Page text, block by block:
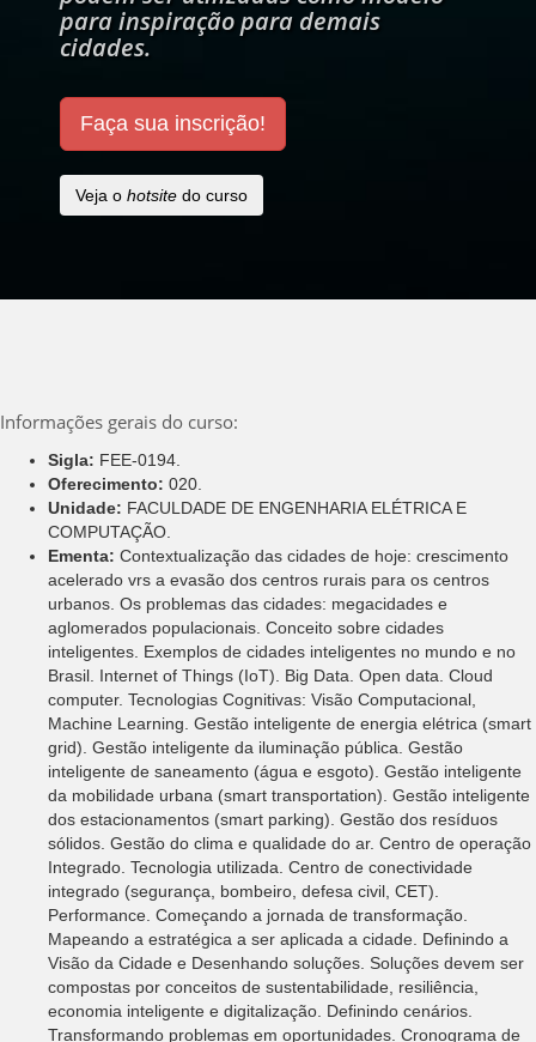
para inspiração para demais
cidades.
Faça sua inscrição!
Veja o hotsite do curso
Informações gerais do curso:
Sigla: FEE-0194.
Oferecimento: 020.
Unidade: FACULDADE DE ENGENHARIA ELÉTRICA E
COMPUTAÇÃO.
Ementa: Contextualização das cidades de hoje: crescimento
acelerado vrs a evasão dos centros rurais para os centros
urbanos. Os problemas das cidades: megacidades e
aglomerados populacionais. Conceito sobre cidades
inteligentes. Exemplos de cidades inteligentes no mundo e no
Brasil. Internet of Things (IoT). Big Data. Open data. Cloud
computer. Tecnologias Cognitivas: Visão Computacional,
Machine Learning. Gestão inteligente de energia elétrica (smart
grid). Gestão inteligente da iluminação pública. Gestão
inteligente de saneamento (água e esgoto). Gestão inteligente
da mobilidade urbana (smart transportation). Gestão inteligente
dos estacionamentos (smart parking). Gestão dos resíduos
sólidos. Gestão do clima e qualidade do ar. Centro de operação
Integrado. Tecnologia utilizada. Centro de conectividade
integrado (segurança, bombeiro, defesa civil, CET).
Performance. Começando a jornada de transformação.
Mapeando a estratégica a ser aplicada a cidade. Definindo a
Visão da Cidade e Desenhando soluções. Soluções devem ser
compostas por conceitos de sustentabilidade, resiliência,
economia inteligente e digitalização. Definindo cenários.
Transformando problemas em oportunidades. Cronograma de